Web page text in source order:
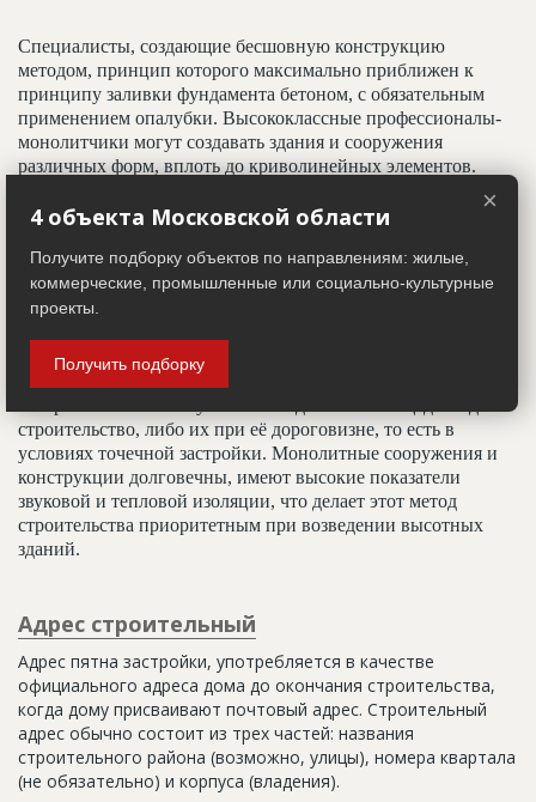
Специалисты, создающие бесшовную конструкцию
методом, принцип которого максимально приближен к
принципу заливки фундамента бетоном, с обязательным
применением опалубки. Высококлассные профессионалы-
монолитчики могут создавать здания и сооружения
различных форм, вплоть до криволинейных элементов.
дальнейшем может быть использован гораздо шире, чем
любое время года и считается всесезонным. При
монолитной технологии возведения перекрытия и стены
считаются готовыми к отделочным работам, а вес
кирпичными сооружениями на 20%, что даёт значительную
строительство, либо их при её дороговизне, то есть в
условиях точечной застройки. Монолитные сооружения и
конструкции долговечны, имеют высокие показатели
звуковой и тепловой изоляции, что делает этот метод
строительства приоритетным при возведении высотных
зданий.
Адрес строительный
Адрес пятна застройки, употребляется в качестве
официального адреса дома до окончания строительства,
когда дому присваивают почтовый адрес. Строительный
адрес обычно состоит из трех частей: названия
строительного района (возможно, улицы), номера квартала
(не обязательно) и корпуса (владения).
×
4 объекта Московской области
Получите подборку объектов по направлениям: жилые,
коммерческие, промышленные или социально-культурные
проекты.
Получить подборку